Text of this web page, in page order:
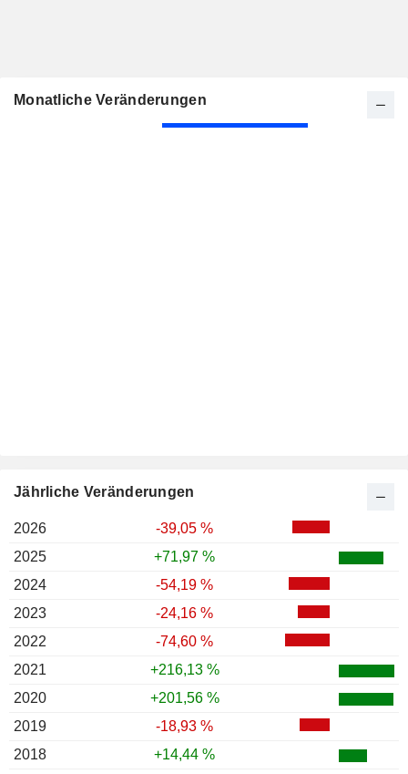
Monatliche Veränderungen
Jährliche Veränderungen
2026
-39,05 %
2025
+71,97 %
2024
-54,19 %
2023
-24,16 %
2022
-74,60 %
2021
+216,13 %
2020
+201,56 %
2019
-18,93 %
2018
+14,44 %